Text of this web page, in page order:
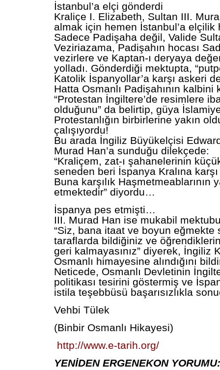
İstanbul’a elçi gönderdi
Kraliçe I. Elizabeth, Sultan III.
almak için hemen İstanbul’a elçilik
Sadece Padişaha değil, Valide
Veziriazama, Padişahın hocası
vezirlere ve Kaptan-ı deryaya
yolladı. Gönderdiği mektupta,
Katolik İspanyollar’a karşı askeri
Hatta Osmanlı Padişahının
“Protestan İngiltere’de resimlere
olduğunu” da belirtip, güya
Protestanlığın birbirlerine yakın
çalışıyordu!
Bu arada İngiliz Büyükelçisi
Murad Han’a sunduğu dilekçede:
“Kraliçem, zat-ı şahanelerinin
seneden beri İspanya Kralına
Buna karşılık Haşmetmeablarının
etmektedir” diyordu…
İspanya pes etmişti…
III. Murad Han ise mukabil
“Siz, bana itaat ve boyun eğmekte
taraflarda bildiğiniz ve
geri kalmayasınız” diyerek, İngiliz
Osmanlı himayesine alındığını
Neticede, Osmanlı Devletinin
politikası tesirini göstermiş ve
istila teşebbüsü başarısızlıkla
Vehbi Tülek
(Binbir Osmanlı Hikayesi)
http://www.e-tarih.org/
YENİDEN ERGENEKON YORUMU: